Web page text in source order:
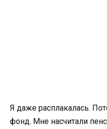
Я даже расплакалась.
фонд. Мне насчитали